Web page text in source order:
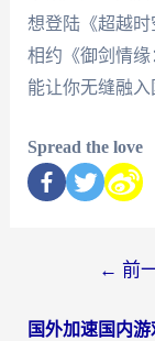
想登陆《超越
相约《御剑情
能让你无缝融入
Spread the love
← 前
国外加速国内游